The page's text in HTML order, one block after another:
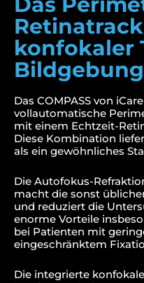
konfokaler
Bildgebung
Das COMPASS von
vollautomatische
mit einem Echtzeit-
Diese Kombination
als ein gewöhnliches
Die Autofokus-
macht die sonst
und reduziert die
enorme Vorteile
bei Patienten mit
eingeschränktem
Die integrierte